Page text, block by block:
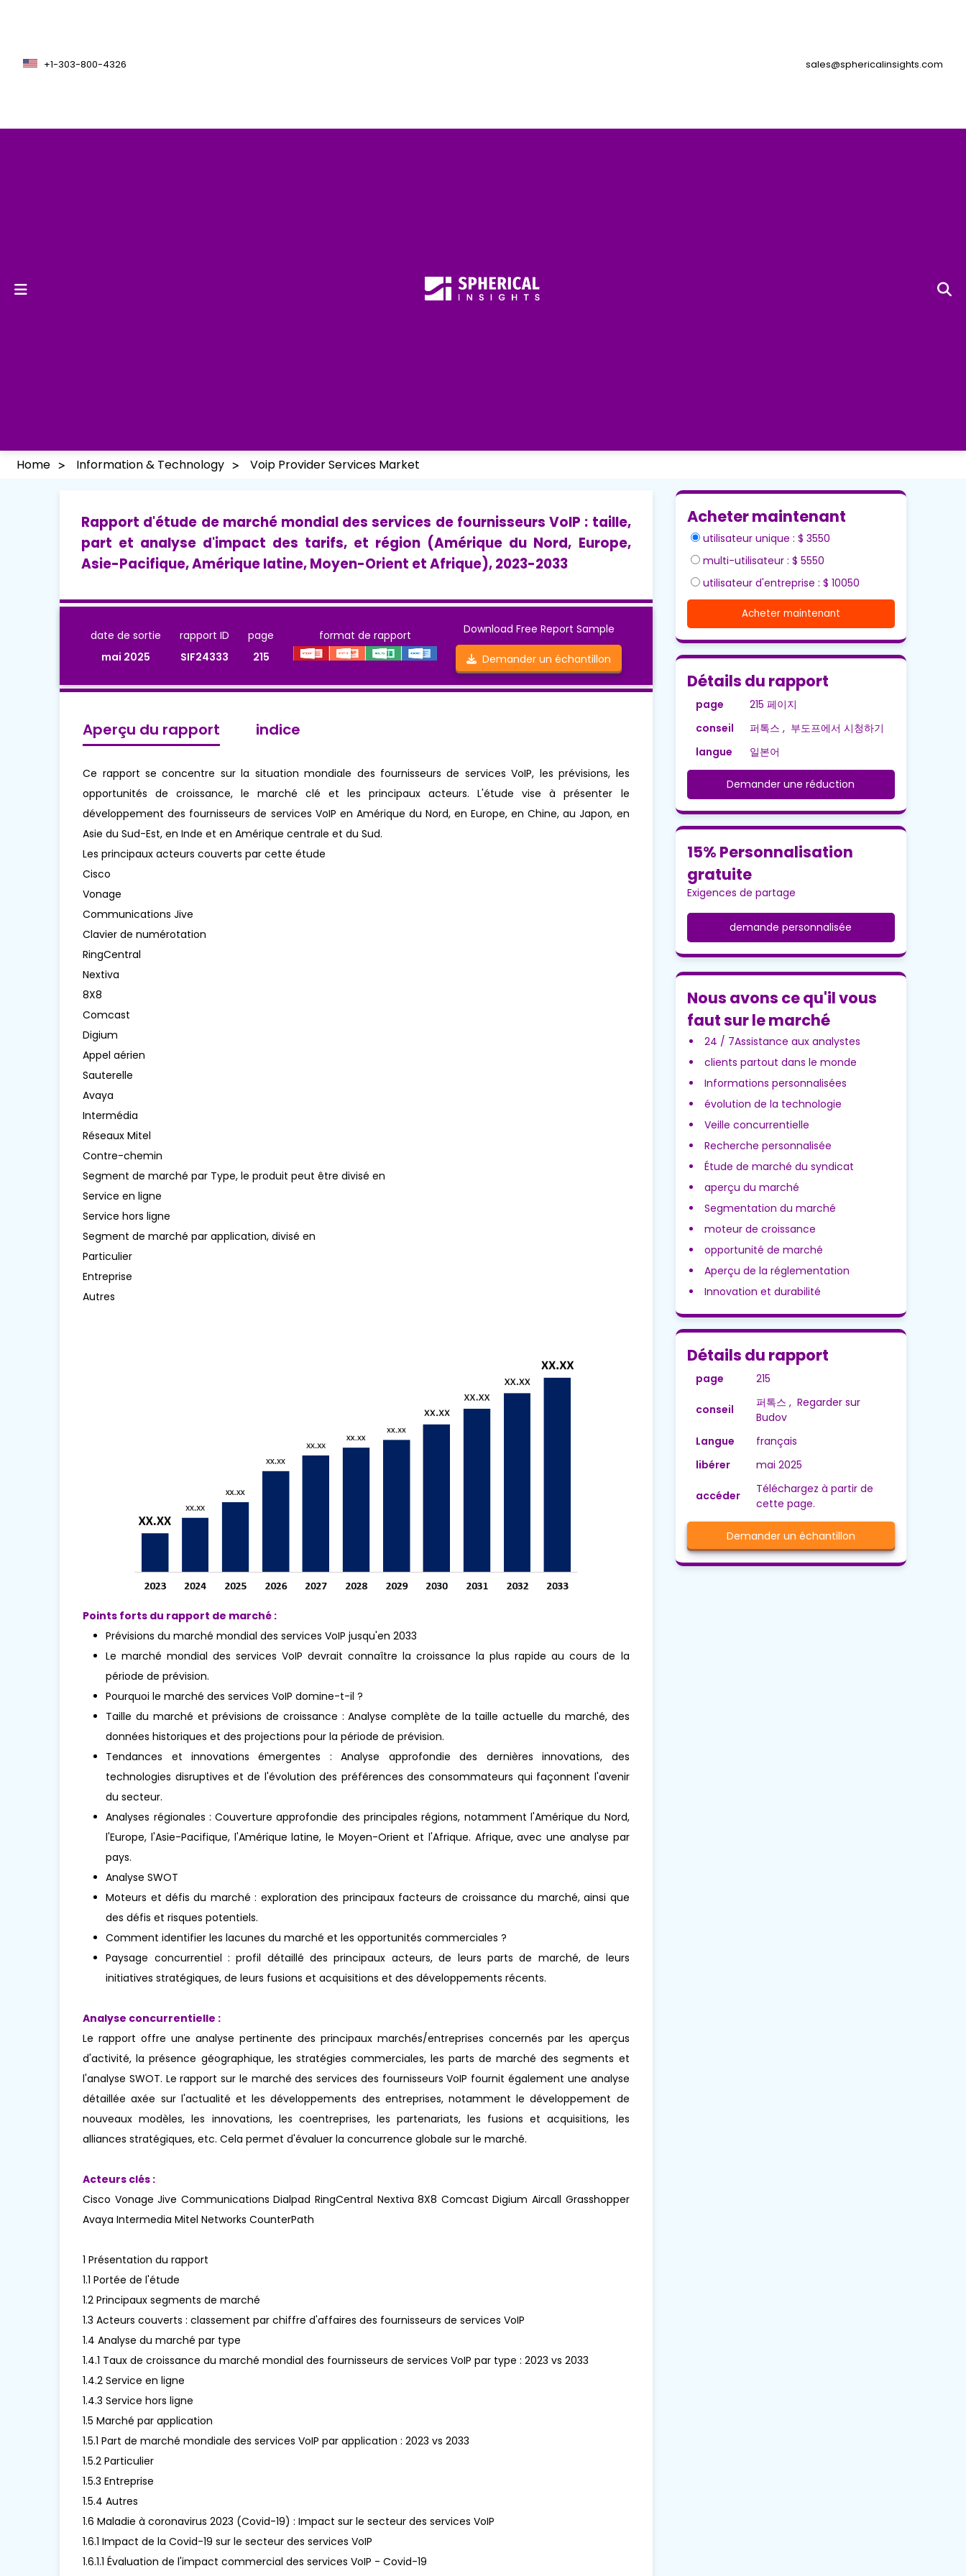
+1-303-800-4326 sales@sphericalinsights.com
Home Information & Technology Voip Provider Services Market
Rapport d'étude de marché mondial des services de fournisseurs VoIP : taille,
part et analyse d'impact des tarifs, et région (Amérique du Nord, Europe,
Asie-Pacifique, Amérique latine, Moyen-Orient et Afrique), 2023-2033
date de sortie
mai 2025
rapport ID
SIF24333
page
215
format de rapport Download Free Report Sample
Demander un échantillon
Aperçu du rapport indice
Ce rapport se concentre sur la situation mondiale des fournisseurs de services VoIP, les prévisions, les
opportunités de croissance, le marché clé et les principaux acteurs. L'étude vise à présenter le
développement des fournisseurs de services VoIP en Amérique du Nord, en Europe, en Chine, au Japon, en
Asie du Sud-Est, en Inde et en Amérique centrale et du Sud.
Les principaux acteurs couverts par cette étude
Cisco
Vonage
Communications Jive
Clavier de numérotation
RingCentral
Nextiva
8X8
Comcast
Digium
Appel aérien
Sauterelle
Avaya
Intermédia
Réseaux Mitel
Contre-chemin
Segment de marché par Type, le produit peut être divisé en
Service en ligne
Service hors ligne
Segment de marché par application, divisé en
Particulier
Entreprise
Autres
Points forts du rapport de marché :
Prévisions du marché mondial des services VoIP jusqu'en 2033
Le marché mondial des services VoIP devrait connaître la croissance la plus rapide au cours de la
période de prévision.
Pourquoi le marché des services VoIP domine-t-il ?
Taille du marché et prévisions de croissance : Analyse complète de la taille actuelle du marché, des
données historiques et des projections pour la période de prévision.
Tendances et innovations émergentes : Analyse approfondie des dernières innovations, des
technologies disruptives et de l'évolution des préférences des consommateurs qui façonnent l'avenir
du secteur.
Analyses régionales : Couverture approfondie des principales régions, notamment l'Amérique du Nord,
l'Europe, l'Asie-Pacifique, l'Amérique latine, le Moyen-Orient et l'Afrique. Afrique, avec une analyse par
pays.
Analyse SWOT
Moteurs et défis du marché : exploration des principaux facteurs de croissance du marché, ainsi que
des défis et risques potentiels.
Comment identifier les lacunes du marché et les opportunités commerciales ?
Paysage concurrentiel : profil détaillé des principaux acteurs, de leurs parts de marché, de leurs
initiatives stratégiques, de leurs fusions et acquisitions et des développements récents.
Analyse concurrentielle :
Le rapport offre une analyse pertinente des principaux marchés/entreprises concernés par les aperçus
d'activité, la présence géographique, les stratégies commerciales, les parts de marché des segments et
l'analyse SWOT. Le rapport sur le marché des services des fournisseurs VoIP fournit également une analyse
détaillée axée sur l'actualité et les développements des entreprises, notamment le développement de
nouveaux modèles, les innovations, les coentreprises, les partenariats, les fusions et acquisitions, les
alliances stratégiques, etc. Cela permet d'évaluer la concurrence globale sur le marché.
Acteurs clés :
Cisco Vonage Jive Communications Dialpad RingCentral Nextiva 8X8 Comcast Digium Aircall Grasshopper
Avaya Intermedia Mitel Networks CounterPath
1 Présentation du rapport
1.1 Portée de l'étude
1.2 Principaux segments de marché
1.3 Acteurs couverts : classement par chiffre d'affaires des fournisseurs de services VoIP
1.4 Analyse du marché par type
1.4.1 Taux de croissance du marché mondial des fournisseurs de services VoIP par type : 2023 vs 2033
1.4.2 Service en ligne
1.4.3 Service hors ligne
1.5 Marché par application
1.5.1 Part de marché mondiale des services VoIP par application : 2023 vs 2033
1.5.2 Particulier
1.5.3 Entreprise
1.5.4 Autres
1.6 Maladie à coronavirus 2023 (Covid-19) : Impact sur le secteur des services VoIP
1.6.1 Impact de la Covid-19 sur le secteur des services VoIP
1.6.1.1 Évaluation de l'impact commercial des services VoIP - Covid-19
Acheter maintenant
utilisateur unique : $ 3550
multi-utilisateur : $ 5550
utilisateur d'entreprise : $ 10050
Acheter maintenant
Détails du rapport
page
215 페이지
conseil
퍼톡스 , 부도프에서 시청하기
langue
일본어
Demander une réduction
15% Personnalisation
gratuite
Exigences de partage
demande personnalisée
Nous avons ce qu'il vous
faut sur le marché
24 / 7Assistance aux analystes
clients partout dans le monde
Informations personnalisées
évolution de la technologie
Veille concurrentielle
Recherche personnalisée
Étude de marché du syndicat
aperçu du marché
Segmentation du marché
moteur de croissance
opportunité de marché
Aperçu de la réglementation
Innovation et durabilité
Détails du rapport
page 215
conseil
퍼톡스 , Regarder sur
Budov
Langue
français
libérer
mai 2025
accéder
Téléchargez à partir de
cette page.
Demander un échantillon